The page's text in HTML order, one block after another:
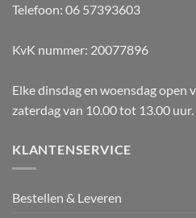
Telefoon: 06 57393603
KvK nummer: 20077896
Elke dinsdag en woensdag open
zaterdag van 10.00 tot 13.00 uur.
KLANTENSERVICE
Bestellen & Leveren